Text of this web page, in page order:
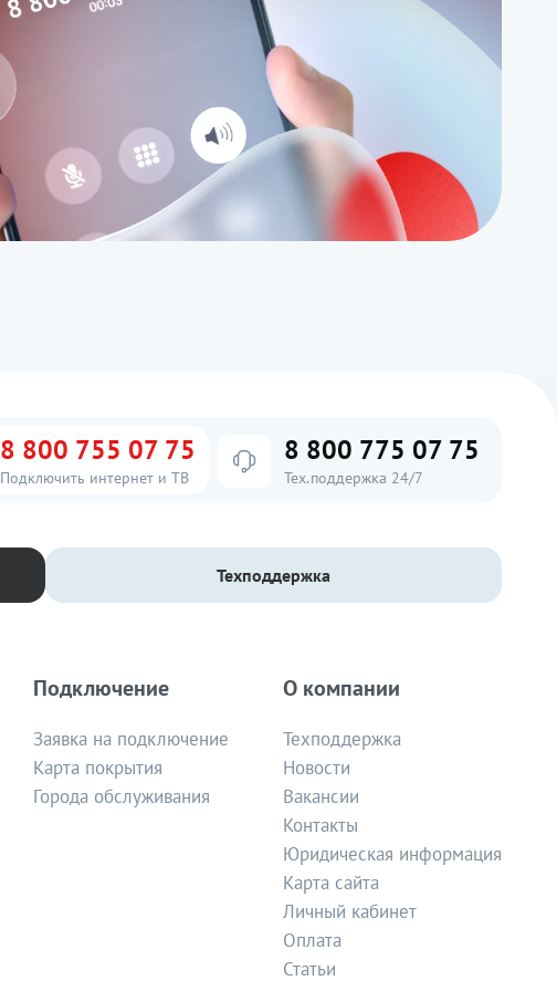
8 800 755 07 75
Подключить интернет и ТВ
8 800 775 07 75
Тех.поддержка 24/7
Техподдержка
Подключение
Заявка на подключение
Карта покрытия
Города обслуживания
О компании
Техподдержка
Новости
Вакансии
Контакты
Юридическая информация
Карта сайта
Личный кабинет
Оплата
Статьи